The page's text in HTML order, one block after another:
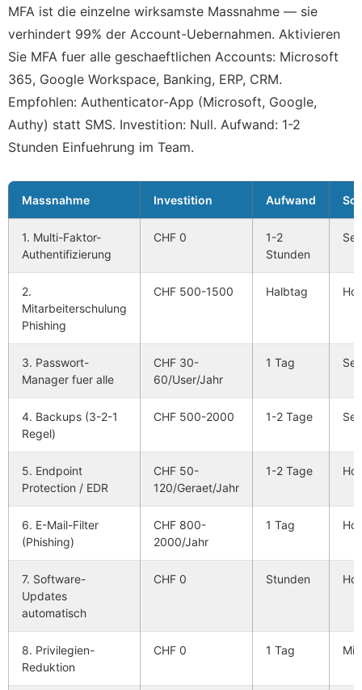
MFA ist die einzelne wirksamste Massnahme — sie
verhindert 99% der Account-Uebernahmen. Aktivieren
Sie MFA fuer alle geschaeftlichen Accounts: Microsoft
365, Google Workspace, Banking, ERP, CRM.
Empfohlen: Authenticator-App (Microsoft, Google,
Authy) statt SMS. Investition: Null. Aufwand: 1-2
Stunden Einfuehrung im Team.
Massnahme Investition Aufwand
1. Multi-Faktor-
Authentifizierung
CHF 0
1-2
Stunden
2.
Mitarbeiterschulung
Phishing
CHF 500-1500 Halbtag
3. Passwort-
Manager fuer alle
CHF 30-
60/User/Jahr
1 Tag
4. Backups (3-2-1
Regel)
CHF 500-2000 1-2 Tage
5. Endpoint
Protection / EDR
CHF 50-
120/Geraet/Jahr
1-2 Tage
6. E-Mail-Filter
(Phishing)
CHF 800-
2000/Jahr
1 Tag
7. Software-
Updates
automatisch
CHF 0 Stunden
8. Privilegien-
Reduktion
CHF 0 1 Tag